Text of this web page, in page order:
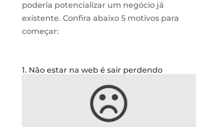
poderia potencializar um negócio já
existente. Confira abaixo 5 motivos para
começar:
1. Não estar na web é sair perdendo